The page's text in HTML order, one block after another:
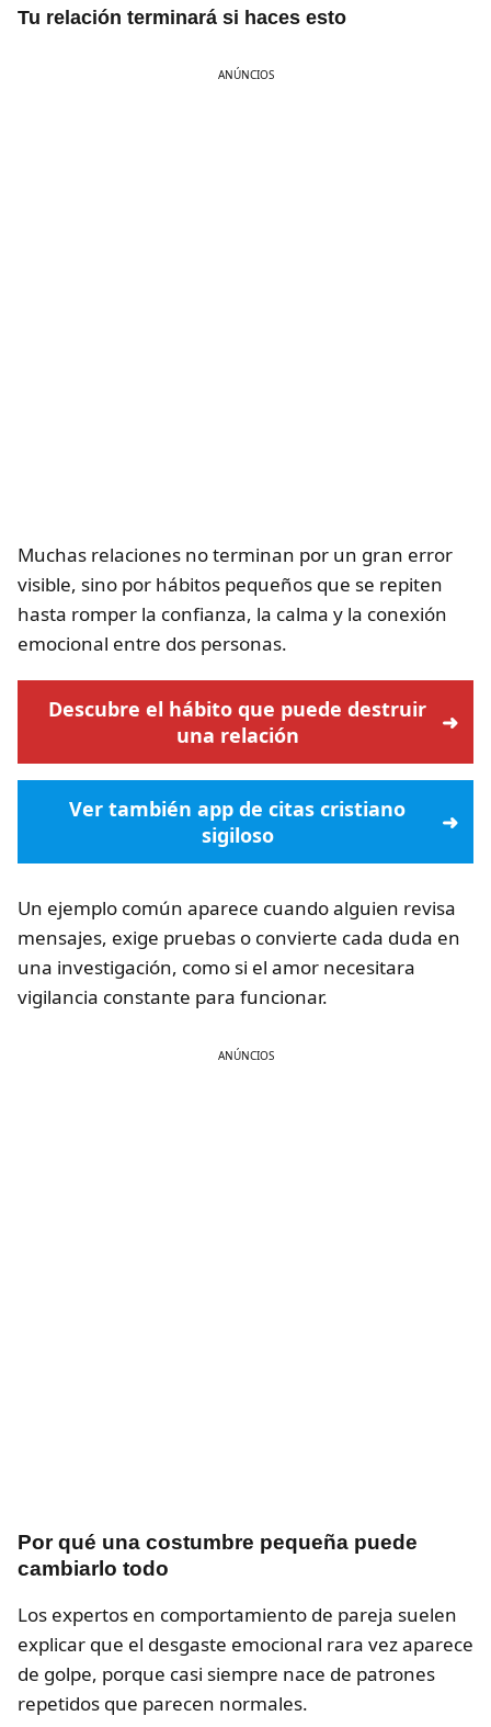
Tu relación terminará si haces esto
ANÚNCIOS
Muchas relaciones no terminan por un gran error
visible, sino por hábitos pequeños que se repiten
hasta romper la confianza, la calma y la conexión
emocional entre dos personas.
Descubre el hábito que puede destruir
una relación
Ver también app de citas cristiano
sigiloso
Un ejemplo común aparece cuando alguien revisa
mensajes, exige pruebas o convierte cada duda en
una investigación, como si el amor necesitara
vigilancia constante para funcionar.
ANÚNCIOS
Por qué una costumbre pequeña puede
cambiarlo todo
Los expertos en comportamiento de pareja suelen
explicar que el desgaste emocional rara vez aparece
de golpe, porque casi siempre nace de patrones
repetidos que parecen normales.